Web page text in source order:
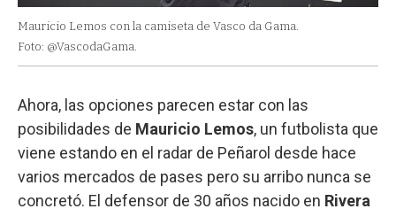
Mauricio Lemos con la camiseta de Vasco da Gama.
Foto: @VascodaGama.
Ahora, las opciones parecen estar con las
posibilidades de Mauricio Lemos, un futbolista que
viene estando en el radar de Peñarol desde hace
varios mercados de pases pero su arribo nunca se
concretó. El defensor de 30 años nacido en Rivera